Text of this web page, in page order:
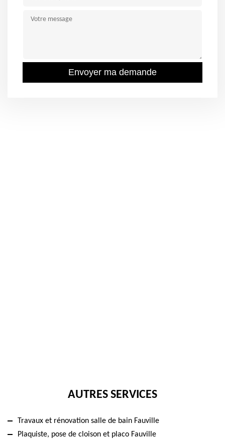
AUTRES SERVICES
Travaux et rénovation salle de bain Fauville
Plaquiste, pose de cloison et placo Fauville